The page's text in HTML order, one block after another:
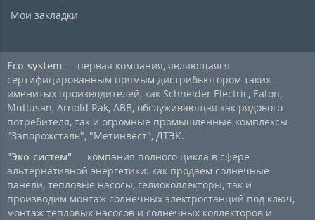
Мои закладки
Eco-system — первая компания, являющаяся
сертифицированным прямым дистрибьютором таких
именитых производителей, как Schneider Electric, Eaton,
Mutlusan, Arnold Rak, ABB, обслуживающая как рядового
потребителя, так и огромные промышленные комплексы —
"Запорожсталь", "Метинвест", ДТЭК.
"Эко-систем" — компания полного цикла в сфере
альтернативной энергетики: как продаем солнечные
панели, тепловые насосы, гелиоколлекторы, так и
производим монтаж солнечных электростанций под ключ,
монтаж тепловых насосов и солнечных коллекторов и